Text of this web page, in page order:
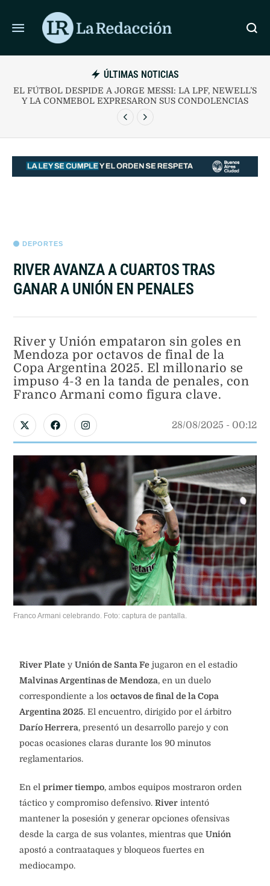
ÚLTIMAS NOTICIAS
DETUVIERON A OCHO INTEGRANTES DE UNA BANDA
FAMILIAR NARCO EN LA VILLA 1-11-14
DEPORTES
RIVER AVANZA A CUARTOS TRAS
GANAR A UNIÓN EN PENALES
River y Unión empataron sin goles en
Mendoza por octavos de final de la
Copa Argentina 2025. El millonario se
impuso 4-3 en la tanda de penales, con
Franco Armani como figura clave.
28/08/2025 - 00:12
Franco Armani celebrando. Foto: captura de pantalla.
River Plate y Unión de Santa Fe jugaron en el estadio
Malvinas Argentinas de Mendoza, en un duelo
correspondiente a los octavos de final de la Copa
Argentina 2025. El encuentro, dirigido por el árbitro
Darío Herrera, presentó un desarrollo parejo y con
pocas ocasiones claras durante los 90 minutos
reglamentarios.
En el primer tiempo, ambos equipos mostraron orden
táctico y compromiso defensivo. River intentó
mantener la posesión y generar opciones ofensivas
desde la carga de sus volantes, mientras que Unión
apostó a contraataques y bloqueos fuertes en
mediocampo.